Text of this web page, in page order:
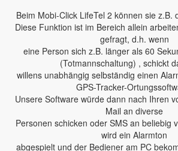
Beim Mobi-Click LifeTel 2 können sie z.B.
Diese Funktion ist im Bereich allein
gefragt, d.h. wenn
eine Person sich z.B. länger als 60
(Totmannschaltung) , schickt
willens unabhängig selbständig einen
GPS-Tracker-
Unsere Software würde dann nach Ihren
Mail an diverse
Personen schicken oder SMS an beliebig
wird ein Alarmton
abgespielt und der Bediener am PC